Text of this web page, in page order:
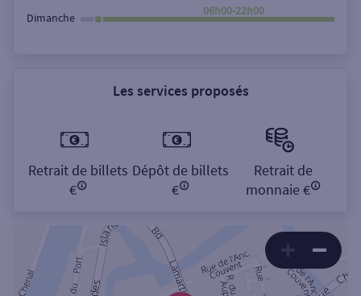
Dimanche
06h00-22h00
Les services proposés
Retrait de billets
€
Dépôt de billets
€
Retrait de
monnaie €